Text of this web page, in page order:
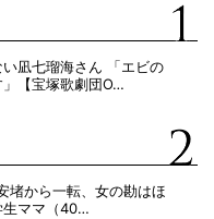
凪七瑠海さん 「エビの
【宝塚歌劇団O…
堵から一転、女の勘はほ
生ママ（40…